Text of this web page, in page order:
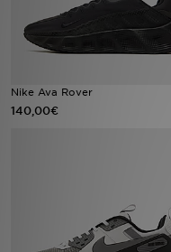
Nike Ava Rover
140,00€
DESPORTO